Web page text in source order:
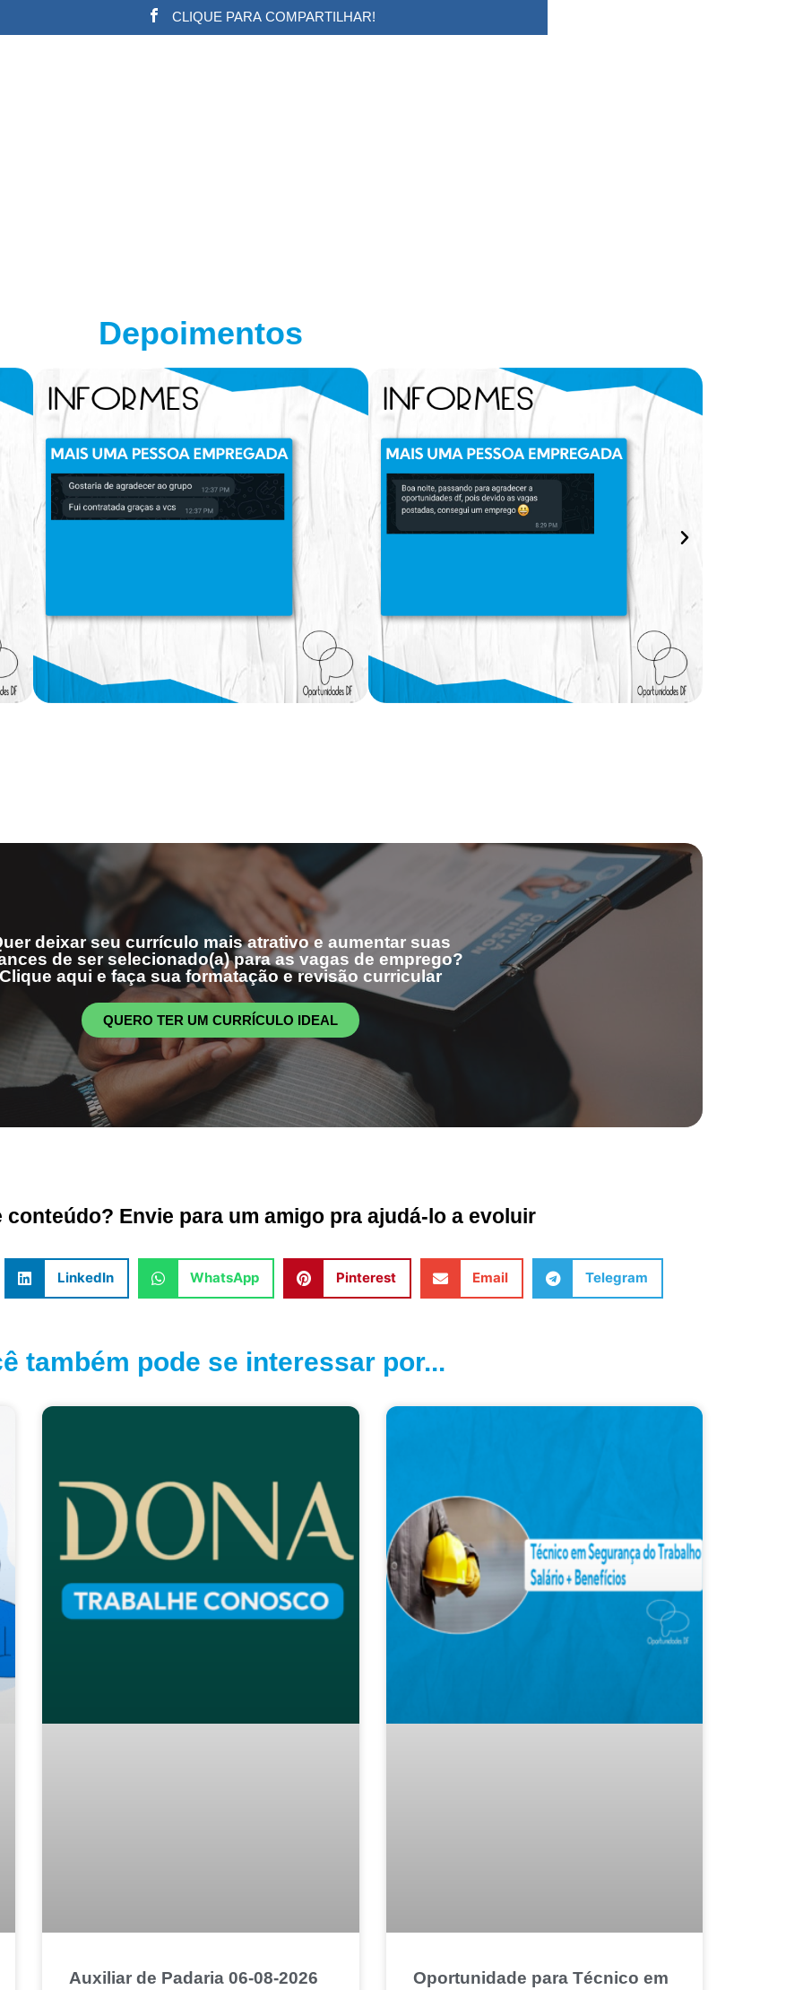
CLIQUE PARA COMPARTILHAR!
Depoimentos
deixar seu currículo mais atrativo e aumentar suas
de ser selecionado(a) para as vagas de emprego?
aqui e faça sua formatação e revisão curricular
QUERO TER UM CURRÍCULO IDEAL
conteúdo? Envie para um amigo pra ajudá-lo a evoluir
LinkedIn WhatsApp Pinterest Email Telegram
também pode se interessar por...
Auxiliar de Padaria 06-08-2026
Oportunidade para Técnico em